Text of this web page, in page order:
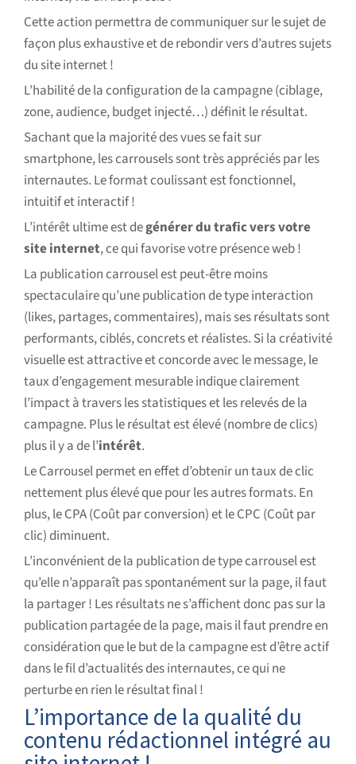
Cette action permettra de communiquer sur le sujet de
façon plus exhaustive et de rebondir vers d’autres sujets
du site internet !
L’habilité de la configuration de la campagne (ciblage,
zone, audience, budget injecté…) définit le résultat.
Sachant que la majorité des vues se fait sur
smartphone, les carrousels sont très appréciés par les
internautes. Le format coulissant est fonctionnel,
intuitif et interactif !
L’intérêt ultime est degénérer du trafic vers votre
site internet, ce qui favorise votre présence web !
La publication carrousel est peut-être moins
spectaculaire qu’une publication de type interaction
(likes, partages, commentaires), mais ses résultats sont
performants, ciblés, concrets et réalistes. Si la créativité
visuelle est attractive et concorde avec le message, le
taux d’engagement mesurable indique clairement
l’impact à travers les statistiques et les relevés de la
campagne. Plus le résultat est élevé (nombre de clics)
plus il y a de l’intérêt.
Le Carrousel permet en effet d’obtenir un taux de clic
nettement plus élevé que pour les autres formats. En
plus, le CPA (Coût par conversion) et le CPC (Coût par
clic) diminuent.
L’inconvénient de la publication de type carrousel est
qu’elle n’apparaît pas spontanément sur la page, il faut
la partager ! Les résultats ne s’affichent donc pas sur la
publication partagée de la page, mais il faut prendre en
considération que le but de la campagne est d’être actif
dans le fil d’actualités des internautes, ce qui ne
perturbe en rien le résultat final !
L’importance de la qualité du
contenu rédactionnel intégré au